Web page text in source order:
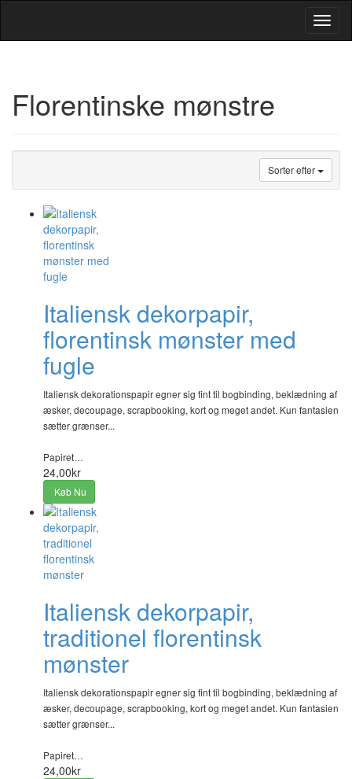
Florentinske mønstre
Sorter efter
Italiensk dekorpapir,
florentinsk mønster med
fugle
Italiensk dekorationspapir egner sig fint til bogbinding, beklædning af
æsker, decoupage, scrapbooking, kort og meget andet. Kun fantasien
sætter grænser...
Papiret…
24,00kr
Køb Nu
Italiensk dekorpapir,
traditionel florentinsk
mønster
Italiensk dekorationspapir egner sig fint til bogbinding, beklædning af
æsker, decoupage, scrapbooking, kort og meget andet. Kun fantasien
sætter grænser...
Papiret…
24,00kr